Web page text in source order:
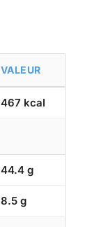
VALEUR
467 kcal
44.4 g
8.5 g